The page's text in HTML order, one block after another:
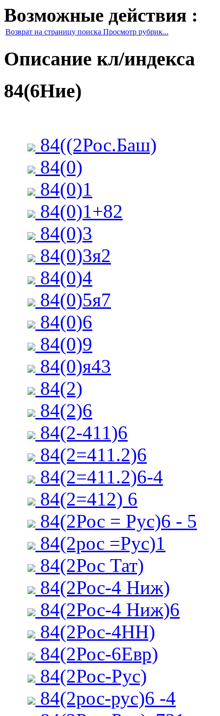
Возможные действия :
Возврат на страницу поиска Просмотр рубрик...
Описание кл/индекса
84(6Ние)
84((2Рос.Баш)
84(0)
84(0)1
84(0)1+82
84(0)3
84(0)3я2
84(0)4
84(0)5я7
84(0)6
84(0)9
84(0)я43
84(2)
84(2)6
84(2-411)6
84(2=411.2)6
84(2=411.2)6-4
84(2=412) 6
84(2Рос = Рус)6 - 5
84(2рос =Рус)1
84(2Рос Тат)
84(2Рос-4 Ниж)
84(2Рос-4 Ниж)6
84(2Рос-4НН)
84(2Рос-6Евр)
84(2Рос-Рус)
84(2рос-рус)6 -4